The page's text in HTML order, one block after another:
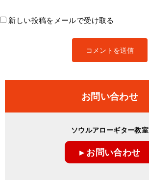
新しい投稿をメールで受け取る
お問い合わせ
ソウルアローギター教室
▸ お問い合わせ